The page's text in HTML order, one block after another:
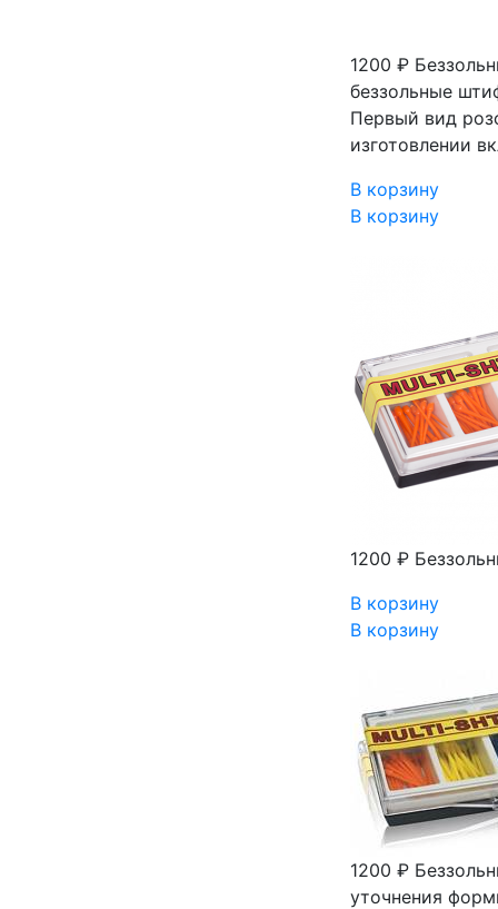
1200 ₽
беззольные
Первый вид
изготовлении
В корзину
В корзину
1200 ₽
В корзину
В корзину
1200 ₽
уточнения